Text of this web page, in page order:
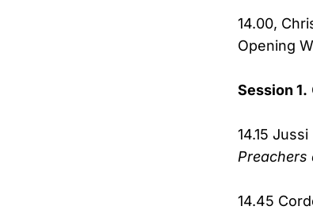
14.00,
Opening
Session 1.
14.15
Preachers
14.45